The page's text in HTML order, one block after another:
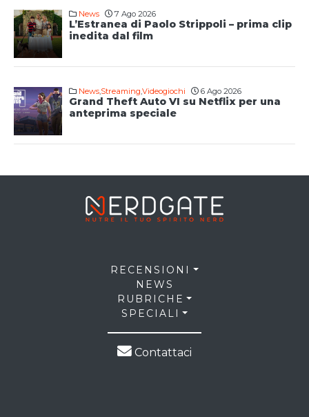
News 7 Ago 2026
L’Estranea di Paolo Strippoli – prima clip
inedita dal film
News,Streaming,Videogiochi 6 Ago 2026
Grand Theft Auto VI su Netflix per una
anteprima speciale
RECENSIONI
NEWS
RUBRICHE
SPECIALI
Contattaci